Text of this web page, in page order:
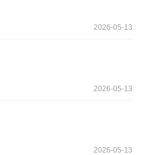
2026-05-13
2026-05-13
2026-05-13